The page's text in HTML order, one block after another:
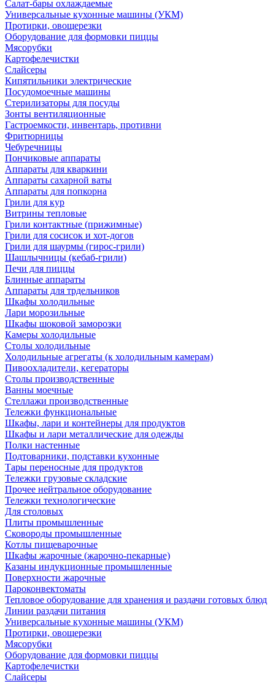
Салат-бары охлаждаемые
Универсальные кухонные машины (УКМ)
Протирки, овощерезки
Оборудование для формовки пиццы
Мясорубки
Картофелечистки
Слайсеры
Кипятильники электрические
Посудомоечные машины
Стерилизаторы для посуды
Зонты вентиляционные
Гастроемкости, инвентарь, противни
Фритюрницы
Чебуречницы
Пончиковые аппараты
Аппараты для кваркини
Аппараты сахарной ваты
Аппараты для попкорна
Грили для кур
Витрины тепловые
Грили контактные (прижимные)
Грили для сосисок и хот-догов
Грили для шаурмы (гирос-грили)
Шашлычницы (кебаб-грили)
Печи для пиццы
Блинные аппараты
Аппараты для трдельников
Шкафы холодильные
Лари морозильные
Шкафы шоковой заморозки
Камеры холодильные
Столы холодильные
Холодильные агрегаты (к холодильным камерам)
Пивоохладители, кегераторы
Столы производственные
Ванны моечные
Стеллажи производственные
Тележки функциональные
Шкафы, лари и контейнеры для продуктов
Шкафы и лари металлические для одежды
Полки настенные
Подтоварники, подставки кухонные
Тары переносные для продуктов
Тележки грузовые складские
Прочее нейтральное оборудование
Тележки технологические
Для столовых
Плиты промышленные
Сковороды промышленные
Котлы пищеварочные
Шкафы жарочные (жарочно-пекарные)
Казаны индукционные промышленные
Поверхности жарочные
Пароконвектоматы
Тепловое оборудование для хранения и раздачи готовых блюд
Линии раздачи питания
Универсальные кухонные машины (УКМ)
Протирки, овощерезки
Мясорубки
Оборудование для формовки пиццы
Картофелечистки
Слайсеры